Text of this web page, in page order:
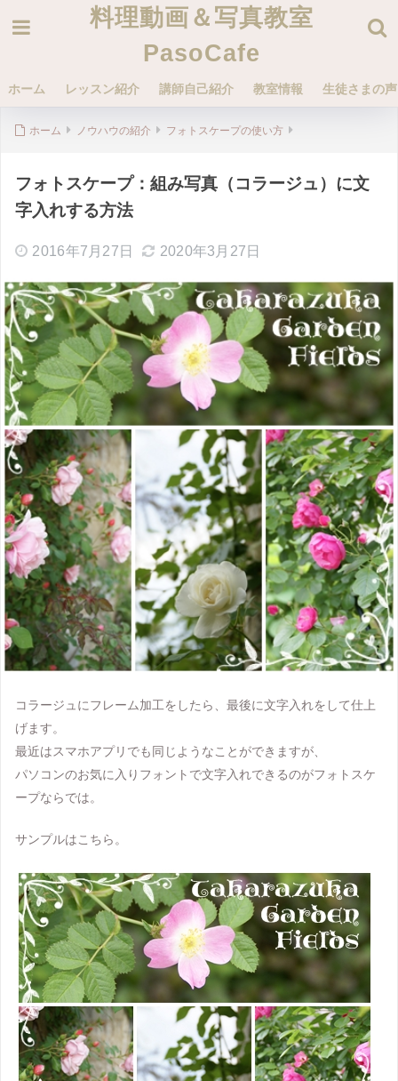
料理動画＆写真教室
PasoCafe
ホーム レッスン紹介 講師自己紹介 教室情報 生徒さまの
ホーム ノウハウの紹介 フォトスケープの使い方
フォトスケープ：組み写真（コラージュ）に文
字入れする方法
2016年7月27日 2020年3月27日
コラージュにフレーム加工をしたら、最後に文字入れをして仕上
げます。
最近はスマホアプリでも同じようなことができますが、
パソコンのお気に入りフォントで文字入れできるのがフォトスケ
ープならでは。
サンプルはこちら。